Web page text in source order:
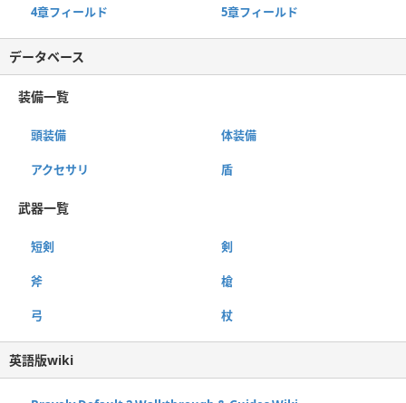
4章フィールド 5章フィールド
データベース
装備一覧
頭装備 体装備
アクセサリ 盾
武器一覧
短剣 剣
斧 槍
弓 杖
英語版wiki